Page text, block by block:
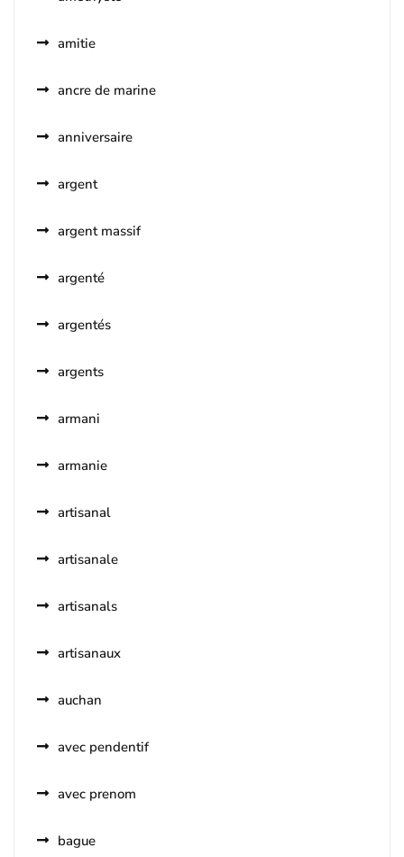
amitie
ancre de marine
anniversaire
argent
argent massif
argenté
argentés
argents
armani
armanie
artisanal
artisanale
artisanals
artisanaux
auchan
avec pendentif
avec prenom
bague